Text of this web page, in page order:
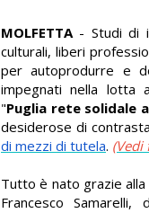
MOLFETTA - Studi di
culturali, liberi
per autoprodurre e
impegnati nella lotta
"Puglia rete solidale
desiderose di
di mezzi di tutela. (Vedi
Tutto è nato grazie
Francesco